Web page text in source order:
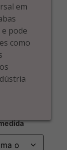
em
pode
como